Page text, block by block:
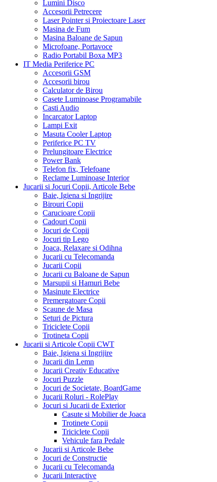
Lumini Disco
Accesorii Petrecere
Laser Pointer si Proiectoare Laser
Masina de Fum
Masina Baloane de Sapun
Microfoane, Portavoce
Radio Portabil Boxa MP3
IT Media Periferice PC
Accesorii GSM
Accesorii birou
Calculator de Birou
Casete Luminoase Programabile
Casti Audio
Incarcator Laptop
Lampi Exit
Masuta Cooler Laptop
Periferice PC TV
Prelungitoare Electrice
Power Bank
Telefon fix, Telefoane
Reclame Luminoase Interior
Jucarii si Jocuri Copii, Articole Bebe
Baie, Igiena si Ingrijire
Birouri Copii
Carucioare Copii
Cadouri Copii
Jocuri de Copii
Jocuri tip Lego
Joaca, Relaxare si Odihna
Jucarii cu Telecomanda
Jucarii Copii
Jucarii cu Baloane de Sapun
Marsupii si Hamuri Bebe
Masinute Electrice
Premergatoare Copii
Scaune de Masa
Seturi de Pictura
Triciclete Copii
Trotineta Copii
Jucarii si Articole Copii CWT
Baie, Igiena si Ingrijire
Jucarii din Lemn
Jucarii Creativ Educative
Jocuri Puzzle
Jocuri de Societate, BoardGame
Jucarii Roluri - RolePlay
Jocuri si Jucarii de Exterior
Casute si Mobilier de Joaca
Trotinete Copii
Triciclete Copii
Vehicule fara Pedale
Jucarii si Articole Bebe
Jocuri de Constructie
Jucarii cu Telecomanda
Jucarii Interactive